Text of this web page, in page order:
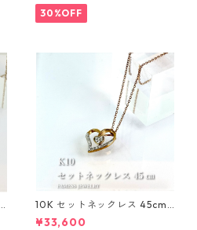
30%OFF
10K セットネックレス 45cm 1
mm
¥33,600